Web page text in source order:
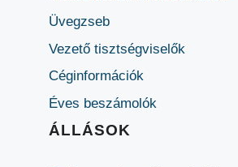
Üvegzseb
Vezető tisztségviselők
Céginformációk
Éves beszámolók
ÁLLÁSOK